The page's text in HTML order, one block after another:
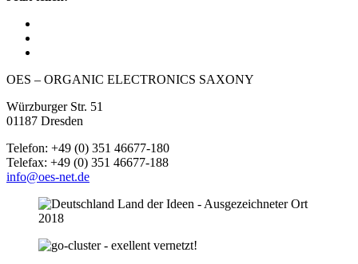
OES – ORGANIC ELECTRONICS SAXONY
Würzburger Str. 51
01187 Dresden
Telefon: +49 (0) 351 46677-180
Telefax: +49 (0) 351 46677-188
info@oes-net.de